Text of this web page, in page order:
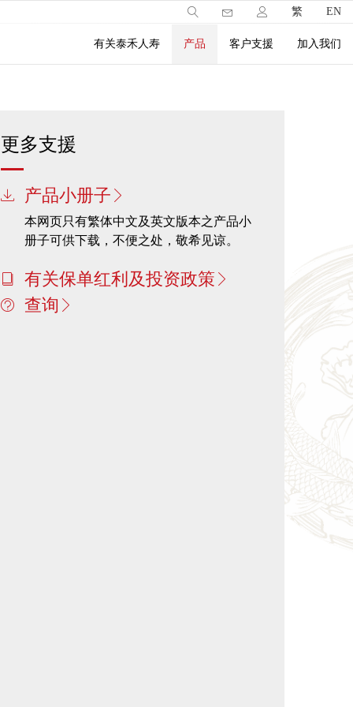
繁 EN
有关泰禾人寿 产品 客户支援 加入我们
更多支援
产品小册子
本网页只有繁体中文及英文版本之产品小
册子可供下载，不便之处，敬希见谅。
有关保单红利及投资政策
查询